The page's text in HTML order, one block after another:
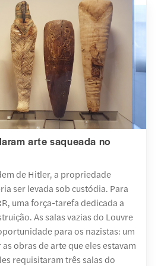
arte saqueada no
de Hitler, a propriedade
ser levada sob custódia. Para
uma força-tarefa dedicada a
As salas vazias do Louvre
para os nazistas: um
obras de arte que eles estavam
requisitaram três salas do